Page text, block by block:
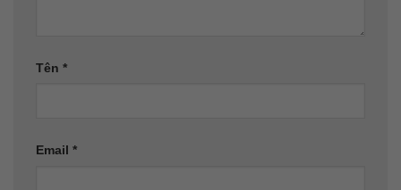
Tên *
Email *